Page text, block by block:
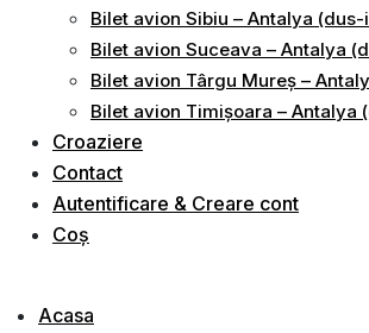
Bilet avion Sibiu – Antalya (dus-
Bilet avion Suceava – Antalya
Bilet avion Târgu Mureș –
Bilet avion Timișoara – Antalya
Croaziere
Contact
Autentificare & Creare cont
Coș
Acasa